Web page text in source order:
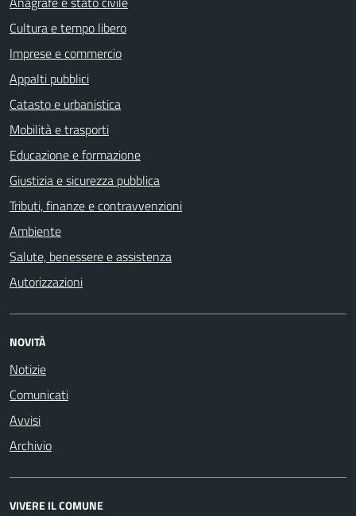
Cultura e tempo libero
Imprese e commercio
Appalti pubblici
Catasto e urbanistica
Mobilità e trasporti
Educazione e formazione
Giustizia e sicurezza pubblica
Tributi, finanze e contravvenzioni
Ambiente
Salute, benessere e assistenza
Autorizzazioni
NOVITÀ
Notizie
Comunicati
Avvisi
Archivio
VIVERE IL COMUNE